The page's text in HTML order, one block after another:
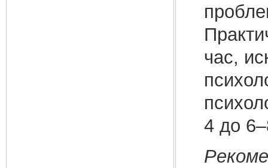
час,
4 до